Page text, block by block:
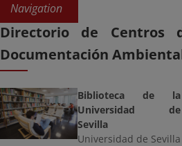
Navigation
Directorio de Centros
Documentación Ambiental
Biblioteca de la
Universidad de
Sevilla
Universidad de Sevilla